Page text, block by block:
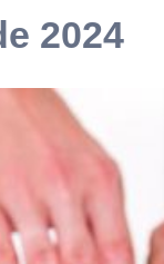
2024